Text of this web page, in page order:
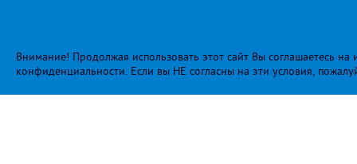
Внимание! Продолжая использовать этот сайт Вы соглашаетесь
конфиденциальности. Если вы НЕ согласны на эти условия,